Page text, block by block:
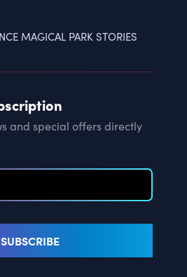
MAGICAL PARK STORIES
and special offers directly
SUBSCRIBE